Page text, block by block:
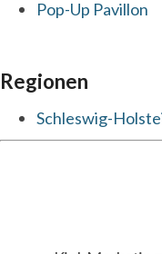
Pop-Up Pavillon
Regionen
Schleswig-